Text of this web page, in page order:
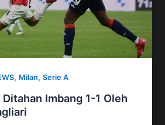
, Milan,Serie A
Imbang 1-1 Oleh